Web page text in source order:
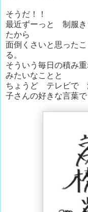
そうだ！！
最近ずーっと 制服き
たから
面倒くさいと思った
る。
そういう毎日の積み
みたいなことと
ちょうど テレビで
子さんの好きな言葉で